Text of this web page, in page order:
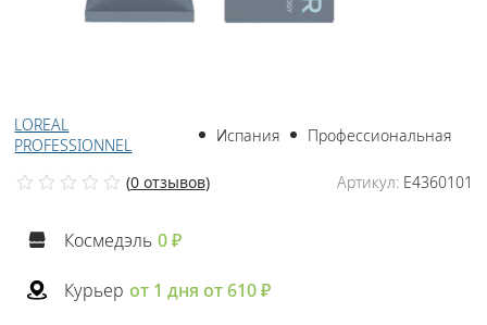
LOREAL
PROFESSIONNEL
Испания Профессиональная
Артикул:E4360101
(0 отзывов)
Космедэль 0 ₽
Курьер от 1 дня от 610 ₽